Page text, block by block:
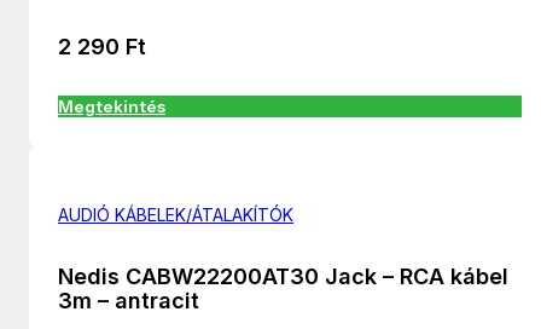
2 290 Ft
Megtekintés
AUDIÓ KÁBELEK/ÁTALAKÍTÓK
Nedis CABW22200AT30 Jack – RCA kábel
3m – antracit